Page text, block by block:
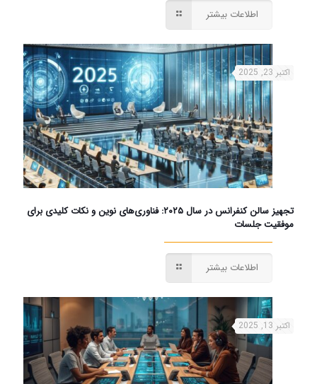
اطلاعات بیشتر
اکتبر 23, 2025
تجهیز سالن کنفرانس در سال ۲۰۲۵: فناوری‌های نوین و نکات کلیدی برای
موفقیت جلسات
اطلاعات بیشتر
اکتبر 13, 2025